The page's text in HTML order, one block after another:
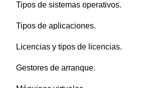
Tipos de sistemas operativos.
Tipos de aplicaciones.
Licencias y tipos de licencias.
Gestores de arranque.